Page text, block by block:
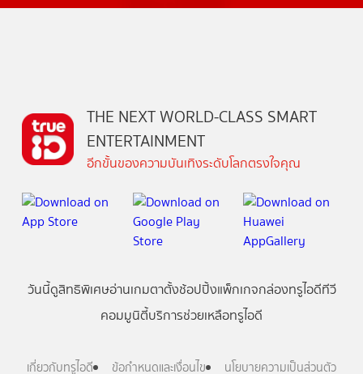
THE NEXT WORLD-CLASS SMART
ENTERTAINMENT
อีกขั้นของความบันเทิงระดับโลกตรงใจคุณ
วันนี้ดูสิทธิพิเศษอ่านเกมตาตั้งช้อปปิ้งแพ็กเกจกล่องทรูไอดีทีวี
คอมมูนิตี้บริการช่วยเหลือทรูไอดี
เกี่ยวกับทรูไอดี ข้อกำหนดและเงื่อนไข นโยบายความเป็นส่วนตัว